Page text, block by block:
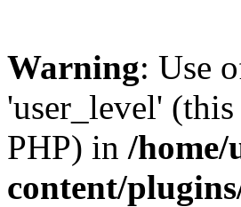
Warning: Use
'user_level'
PHP) in /home/
content/